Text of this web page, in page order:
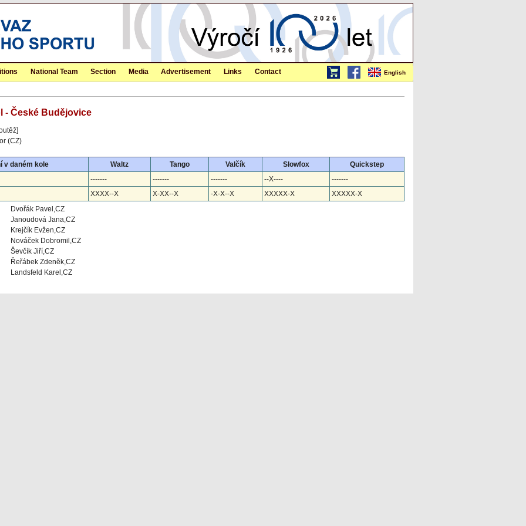
English
National Team Section Media Advertisement Links Contact
- České Budějovice
(CZ)
v daném kole Waltz Tango Valčík Slowfox
Quickstep
------- ------- ------- --X----
-------
XXXX--X X-XX--X -X-X--X XXXXX-X
XXXXX-X
Dvořák Pavel,CZ
Janoudová Jana,CZ
Krejčík Evžen,CZ
Nováček Dobromil,CZ
Ševčík Jiří,CZ
Řeřábek Zdeněk,CZ
Landsfeld Karel,CZ